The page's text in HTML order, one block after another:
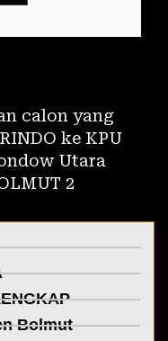
calon yang
ke KPU
Utara
2
Bolmut